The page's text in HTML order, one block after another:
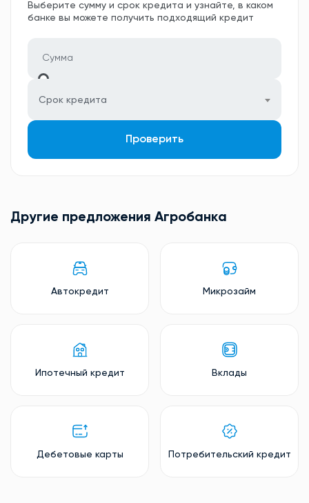
Выберите сумму и срок кредита и узнайте, в каком
банке вы можете получить подходящий кредит
Срок кредита
Проверить
Другие предложения Агробанкa
Автокредит Микрозайм
Ипотечный кредит Вклады
Дебетовые карты Потребительский кредит